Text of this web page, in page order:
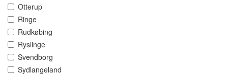
Otterup
Ringe
Rudkøbing
Ryslinge
Svendborg
Sydlangeland